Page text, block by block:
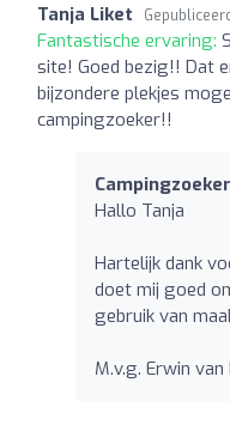
Tanja Liket
Fantastische ervaring:
site! Goed bezig!! Dat
bijzondere plekjes
campingzoeker!!
Campingzoeker
Hallo Tanja
Hartelijk dank
doet mij goed
gebruik van
M.v.g. Erwin